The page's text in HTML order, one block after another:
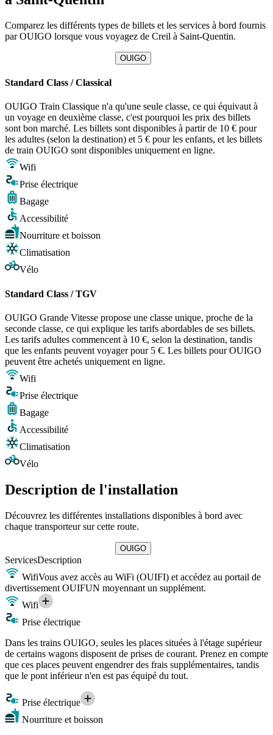
Comparez les différents types de billets et les services à bord fournis
par OUIGO lorsque vous voyagez de Creil à Saint-Quentin.
OUIGO
Standard Class / Classical
OUIGO Train Classique n'a qu'une seule classe, ce qui équivaut à
un voyage en deuxième classe, c'est pourquoi les prix des billets
sont bon marché. Les billets sont disponibles à partir de 10 € pour
les adultes (selon la destination) et 5 € pour les enfants, et les billets
de train OUIGO sont disponibles uniquement en ligne.
Wifi
Prise électrique
Bagage
Accessibilité
Nourriture et boisson
Climatisation
Vélo
Standard Class / TGV
OUIGO Grande Vitesse propose une classe unique, proche de la
seconde classe, ce qui explique les tarifs abordables de ses billets.
Les tarifs adultes commencent à 10 €, selon la destination, tandis
que les enfants peuvent voyager pour 5 €. Les billets pour OUIGO
peuvent être achetés uniquement en ligne.
Wifi
Prise électrique
Bagage
Accessibilité
Climatisation
Vélo
Description de l'installation
Découvrez les différentes installations disponibles à bord avec
chaque transporteur sur cette route.
OUIGO
ServicesDescription
WifiVous avez accès au WiFi (OUIFI) et accédez au portail de
divertissement OUIFUN moyennant un supplément.
Wifi
Prise électrique
Dans les trains OUIGO, seules les places situées à l'étage supérieur
de certains wagons disposent de prises de courant. Prenez en compte
que ces places peuvent engendrer des frais supplémentaires, tandis
que le pont inférieur n'en est pas équipé du tout.
Prise électrique
Nourriture et boisson